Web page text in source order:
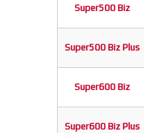
Super500 Biz
Super500 Biz Plus
Super600 Biz
Super600 Biz Plus